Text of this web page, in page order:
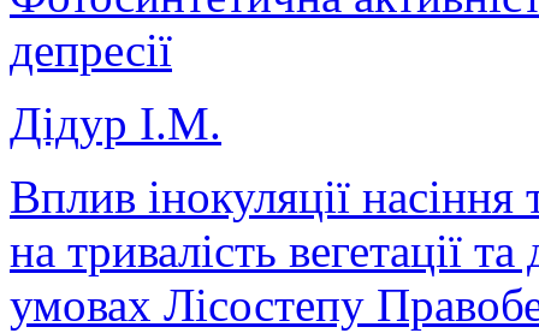
депресії
Дідур І.М.
Вплив інокуляції
на тривалість вегетації
умовах Лісостепу